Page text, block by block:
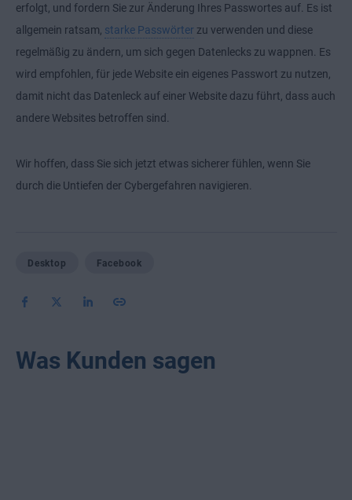
erfolgt, und fordern Sie zur Änderung Ihres Passwortes auf. Es ist
allgemein ratsam, starke Passwörter zu verwenden und diese
regelmäßig zu ändern, um sich gegen Datenlecks zu wappnen. Es
wird empfohlen, für jede Website ein eigenes Passwort zu nutzen,
damit nicht das Datenleck auf einer Website dazu führt, dass auch
andere Websites betroffen sind.
Wir hoffen, dass Sie sich jetzt etwas sicherer fühlen, wenn Sie
durch die Untiefen der Cybergefahren navigieren.
Desktop Facebook
Was Kunden sagen